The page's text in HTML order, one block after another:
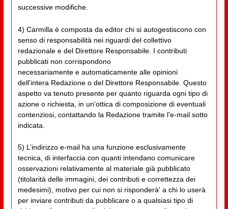
successive modifiche.
4) Carmilla è composta da editor chi si autogestiscono con
senso di responsabilità nei riguardi del collettivo
redazionale e del Direttore Responsabile. I contributi
pubblicati non corrispondono
necessariamente e automaticamente alle opinioni
dell'intera Redazione o del Direttore Responsabile. Questo
aspetto va tenuto presente per quanto riguarda ogni tipo di
azione o richiesta, in un'ottica di composizione di eventuali
contenziosi, contattando la Redazione tramite l'e-mail sotto
indicata.
5) L’indirizzo e-mail ha una funzione esclusivamente
tecnica, di interfaccia con quanti intendano comunicare
osservazioni relativamente al materiale già pubblicato
(titolarità delle immagini, dei contributi e correttezza dei
medesimi), motivo per cui non si risponderà' a chi lo userà
per inviare contributi da pubblicare o a qualsiasi tipo di